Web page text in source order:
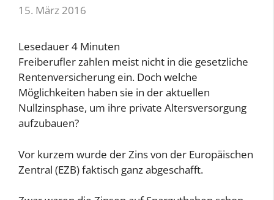
15. März 2016
Lesedauer4 Minuten
Freiberufler zahlen meist nicht in die gesetzliche
Rentenversicherung ein. Doch welche
Möglichkeiten haben sie in der aktuellen
Nullzinsphase, um ihre private Altersversorgung
aufzubauen?
Vor kurzem wurde der Zins von der Europäischen
Zentral (EZB) faktisch ganz abgeschafft.